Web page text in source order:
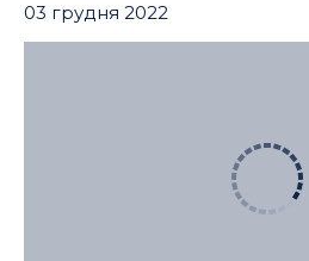
03 грудня 2022